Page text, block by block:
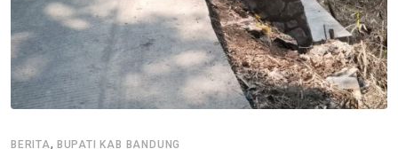
BERITA, BUPATI KAB BANDUNG